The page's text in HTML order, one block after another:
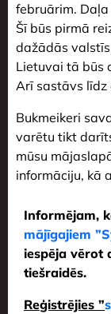
februārim.
Šī būs pirmā
dažādās
Lietuvai tā būs
Arī sastāvs līdz
Bukmeikeri
varētu tikt
mūsu
informāciju, kā
Informējam,
mājīgajiem
iespēja vērot
tiešraidēs.
Reģistrējies ”